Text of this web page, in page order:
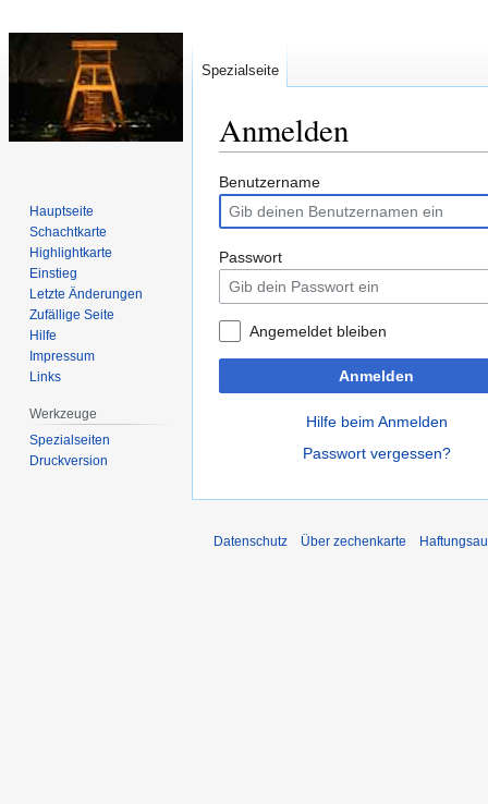
Anmelden
Zur
Navigation
springen
Zur
Suche
springen
Benutzername
Passwort
Angemeldet bleiben
Anmelden
Hilfe beim Anmelden
Passwort vergessen?
Spezialseite
Hauptseite
Schachtkarte
Highlightkarte
Einstieg
Letzte Änderungen
Zufällige Seite
Hilfe
Impressum
Links
Werkzeuge
Spezialseiten
Druckversion
Datenschutz Über zechenkarte